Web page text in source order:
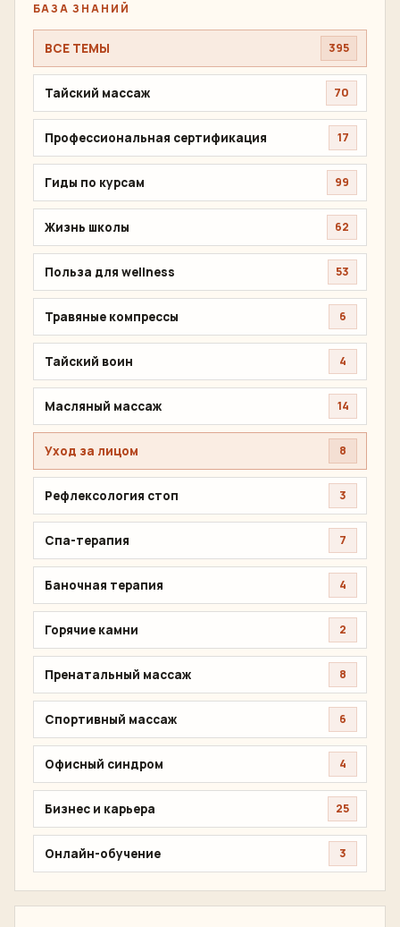
БАЗА ЗНАНИЙ
ВСЕ ТЕМЫ 395
Тайский массаж 70
Профессиональная сертификация 17
Гиды по курсам 99
Жизнь школы 62
Польза для wellness 53
Травяные компрессы 6
Тайский воин 4
Масляный массаж 14
Уход за лицом 8
Рефлексология стоп 3
Спа-терапия 7
Баночная терапия 4
Горячие камни 2
Пренатальный массаж 8
Спортивный массаж 6
Офисный синдром 4
Бизнес и карьера 25
Онлайн-обучение 3